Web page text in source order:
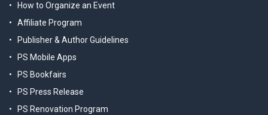
How to Organize an Event
Affiliate Program
Publisher & Author Guidelines
PS Mobile Apps
PS Bookfairs
PS Press Release
PS Renovation Program